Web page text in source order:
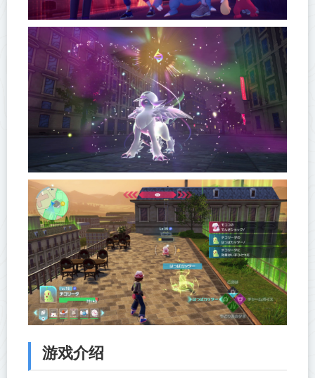
游戏介绍